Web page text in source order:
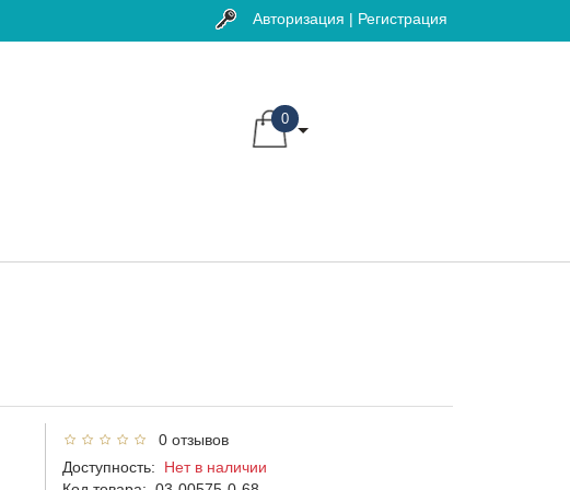
Авторизация | Регистрация
0
0 отзывов
Доступность: Нет в наличии